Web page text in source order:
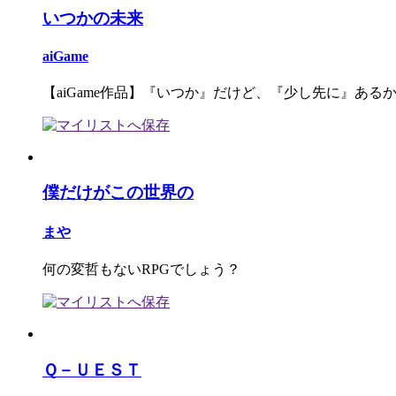
いつかの未来
aiGame
【aiGame作品】『いつか』だけど、『少し先に』ある
僕だけがこの世界の
まや
何の変哲もないRPGでしょう？
Ｑ－ＵＥＳＴ